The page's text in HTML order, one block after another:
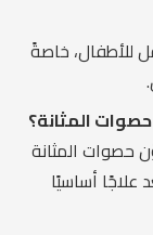
للأطفال، خاصةً
المثانة؟
حصوات المثانة
علاجًا أساسيًا